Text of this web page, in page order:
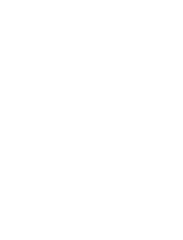
élastique de genou